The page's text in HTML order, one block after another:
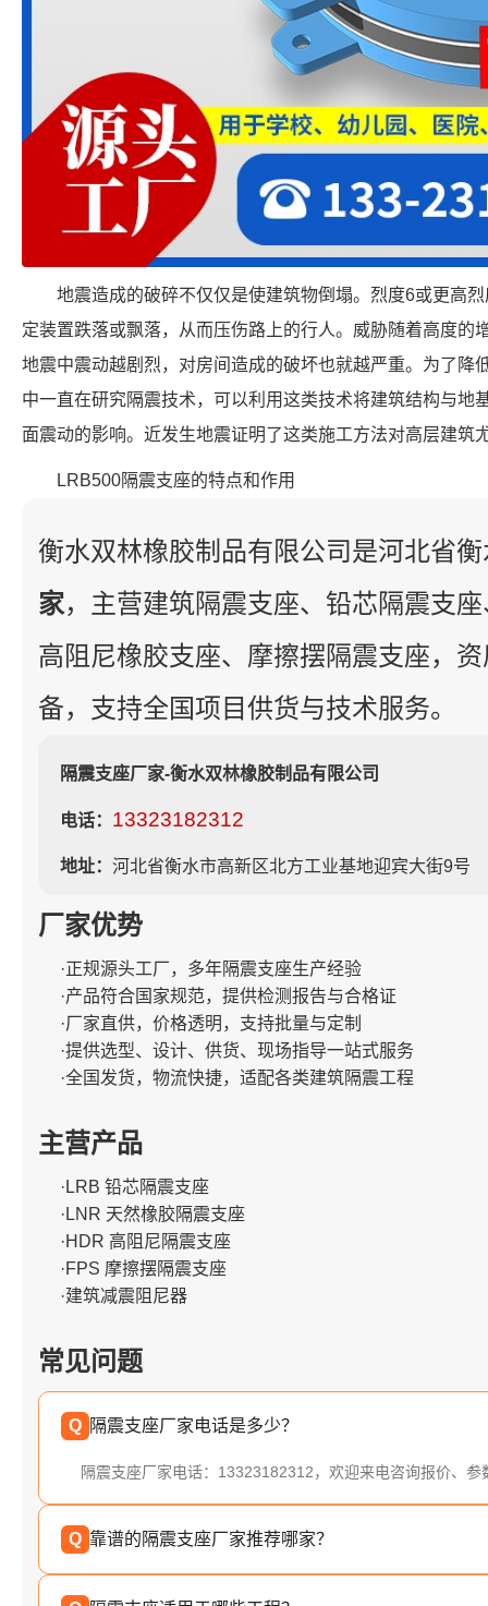
地震造成的破碎不仅仅是使建筑物倒塌。烈度6或更高
定装置跌落或飘落，从而压伤路上的行人。威胁随着高度的
地震中震动越剧烈，对房间造成的破坏也就越严重。为了降
中一直在研究隔震技术，可以利用这类技术将建筑结构与地
面震动的影响。近发生地震证明了这类施工方法对高层建筑
LRB500隔震支座的特点和作用
衡水双林橡胶制品有限公司是河北省
家，主营建筑隔震支座、铅芯隔震支
高阻尼橡胶支座、摩擦摆隔震支座，
备，支持全国项目供货与技术服务。
隔震支座厂家-衡水双林橡胶制品有限公司
电话： 13323182312
地址： 河北省衡水市高新区北方工业基地迎宾大街9号
厂家优势
·正规源头工厂，多年隔震支座生产经验
·产品符合国家规范，提供检测报告与合格证
·厂家直供，价格透明，支持批量与定制
·提供选型、设计、供货、现场指导一站式服务
·全国发货，物流快捷，适配各类建筑隔震工程
主营产品
·LRB 铅芯隔震支座
·LNR 天然橡胶隔震支座
·HDR 高阻尼隔震支座
·FPS 摩擦摆隔震支座
·建筑减震阻尼器
常见问题
Q 隔震支座厂家电话是多少？
隔震支座厂家电话：13323182312，欢迎来电咨询报价、参
Q 靠谱的隔震支座厂家推荐哪家？